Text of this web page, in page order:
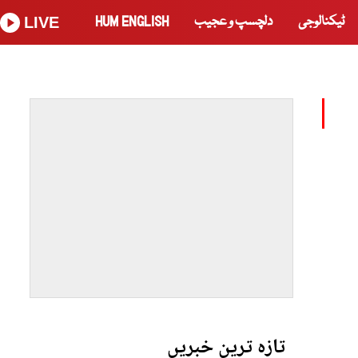
ٹیکنالوجی دلچسپ و عجیب HUM ENGLISH
LIVE
تازہ ترین خبریں